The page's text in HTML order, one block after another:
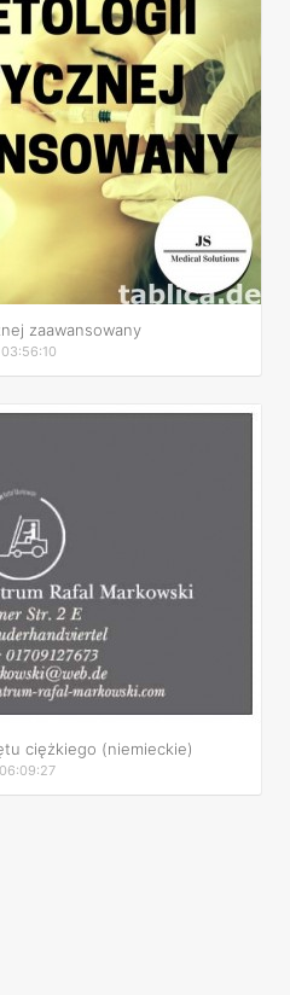
zaawansowany
ciężkiego (niemieckie)